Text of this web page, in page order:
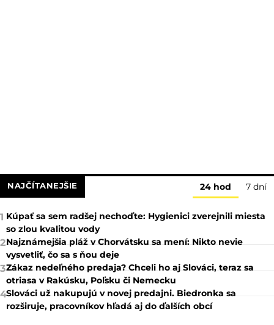
NAJČÍTANEJŠIE 24 hod 7 dní
1 Kúpať sa sem radšej nechoďte: Hygienici zverejnili miesta
so zlou kvalitou vody
2Najznámejšia pláž v Chorvátsku sa mení: Nikto nevie
vysvetliť, čo sa s ňou deje
3Zákaz nedeľného predaja? Chceli ho aj Slováci, teraz sa
otriasa v Rakúsku, Poľsku či Nemecku
4Slováci už nakupujú v novej predajni. Biedronka sa
rozširuje, pracovníkov hľadá aj do ďalších obcí